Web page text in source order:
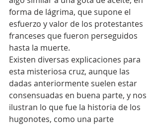
forma de lágrima, que supone el
esfuerzo y valor de los protestantes
franceses que fueron perseguidos
hasta la muerte.
Existen diversas explicaciones para
esta misteriosa cruz, aunque las
dadas anteriormente suelen estar
consensuadas en buena parte, y nos
ilustran lo que fue la historia de los
hugonotes, como una parte